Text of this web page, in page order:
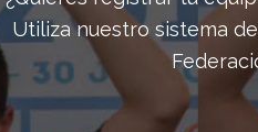
Utiliza nuestro sistema